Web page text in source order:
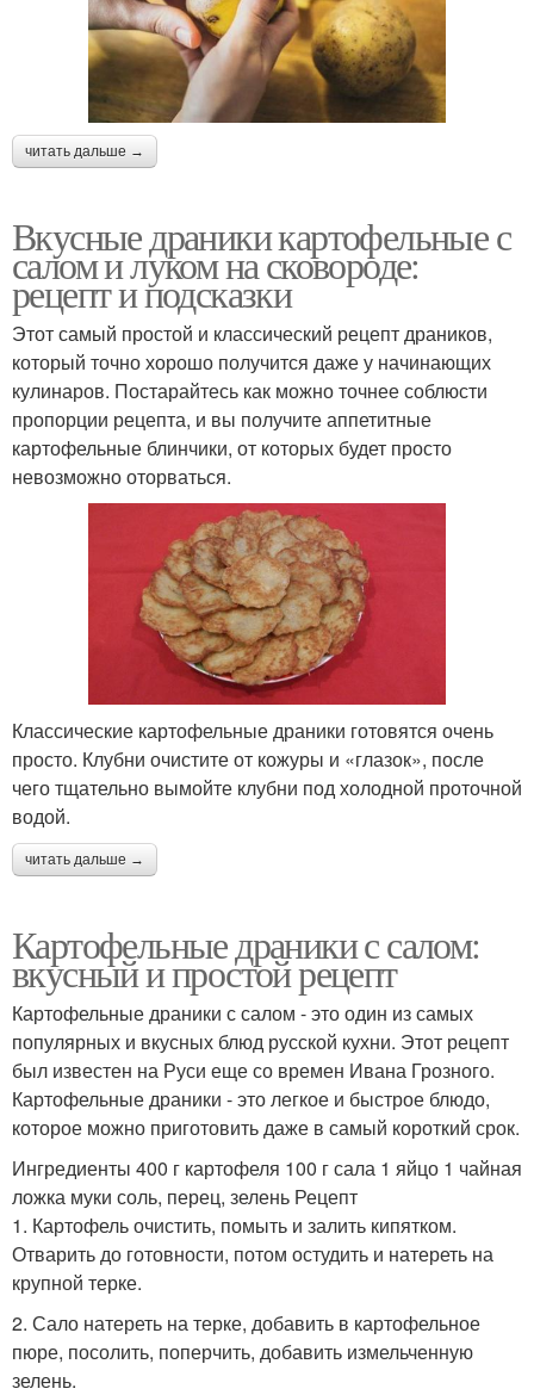
читать дальше →
Вкусные драники картофельные с
салом и луком на сковороде:
рецепт и подсказки
Этот самый простой и классический рецепт драников,
который точно хорошо получится даже у начинающих
кулинаров. Постарайтесь как можно точнее соблюсти
пропорции рецепта, и вы получите аппетитные
картофельные блинчики, от которых будет просто
невозможно оторваться.
Классические картофельные драники готовятся очень
просто. Клубни очистите от кожуры и «глазок», после
чего тщательно вымойте клубни под холодной проточной
водой.
читать дальше →
Картофельные драники с салом:
вкусный и простой рецепт
Картофельные драники с салом - это один из самых
популярных и вкусных блюд русской кухни. Этот рецепт
был известен на Руси еще со времен Ивана Грозного.
Картофельные драники - это легкое и быстрое блюдо,
которое можно приготовить даже в самый короткий срок.
Ингредиенты 400 г картофеля 100 г сала 1 яйцо 1 чайная
ложка муки соль, перец, зелень Рецепт
1. Картофель очистить, помыть и залить кипятком.
Отварить до готовности, потом остудить и натереть на
крупной терке.
2. Сало натереть на терке, добавить в картофельное
пюре, посолить, поперчить, добавить измельченную
зелень.